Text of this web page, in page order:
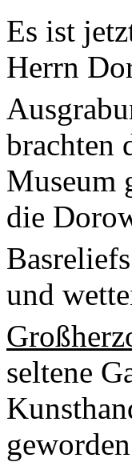
Es ist
Herrn
brachten
Museum
die
und
seltene